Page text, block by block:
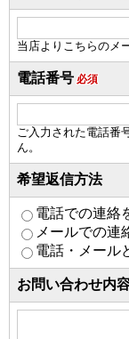
当店よりこちらのメ
電話番号 必須
ご入力された電話番
ん。
希望返信方法
電話での連絡
メールでの連
電話・メール
お問い合わせ内